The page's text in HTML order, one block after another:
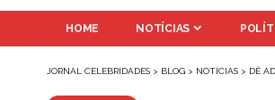
HOME NOTÍCIAS
JORNAL CELEBRIDADES > BLOG > NOTÍCIAS > DÊ